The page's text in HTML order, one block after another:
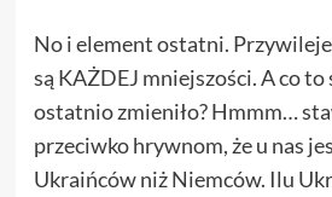
No i element ostatni.
są KAŻDEJ mniejszości. A co
ostatnio zmieniło? Hmmm…
przeciwko hrywnom, że u nas
Ukraińców niż Niemców. Ilu